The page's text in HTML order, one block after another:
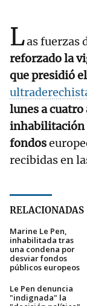
Las fuerzas
reforzado la
que presidió
lunes a cuatro
inhabilitación
fondos
recibidas en
RELACIONADAS
Marine Le Pen,
inhabilitada tras
una condena por
desviar fondos
públicos europeos
Le Pen denuncia
"indignada" la